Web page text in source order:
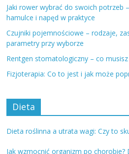
Jaki rower wybrać do swoich potrzeb
hamulce i napęd w praktyce
Czujniki pojemnościowe – rodzaje,
parametry przy wyborze
Rentgen stomatologiczny – co
Fizjoterapia: Co to jest i jak może
Dieta
Dieta roślinna a utrata wagi: Czy to
Jak wzmocnić organizm po